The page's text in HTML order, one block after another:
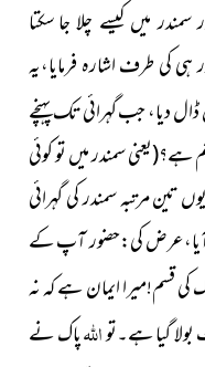
میں کیسے چلا جاسکتا
طرف اشارہ فرمایا،یہ
دیا،جب گہرائی تک پہنچے
سمندر میں تو کوئی
تین مرتبہ سمندر کی گہرائی
آیا،عرض کی:حضور آپ کے
کی قسم!میرا ایمان ہے کہ نہ
گیا ہے۔تواللہپاک نے